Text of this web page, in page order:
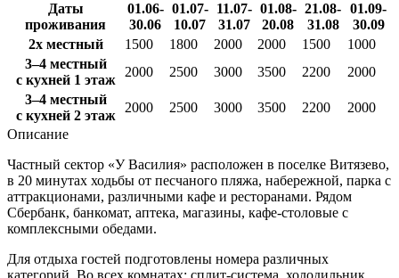
Даты
проживания
01.06-
30.06
01.07-
10.07
11.07-
31.07
01.08-
20.08
21.08-
31.08
01.09-
30.09
2х местный
1500 1800 2000 2000 1500
1000
3–4 местный
с кухней 1 этаж
2000 2500 3000 3500 2200
2000
3–4 местный
с кухней 2 этаж
2000 2500 3000 3500 2200
2000
Описание
Частный сектор «У Василия» расположен в поселке Витязево,
в 20 минутах ходьбы от песчаного пляжа, набережной, парка с
аттракционами, различными кафе и ресторанами. Рядом
Сбербанк, банкомат, аптека, магазины, кафе-столовые с
комплексными обедами.
Для отдыха гостей подготовлены номера различных